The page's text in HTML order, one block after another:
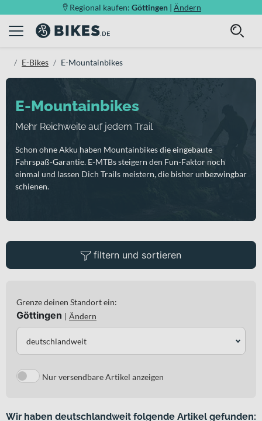
Regional kaufen: Göttingen | Ändern
E-Bikes E-Mountainbikes
E-Mountainbikes
Mehr Reichweite auf jedem Trail
Schon ohne Akku haben Mountainbikes die eingebaute
Fahrspaß-Garantie. E-MTBs steigern den Fun-Faktor noch
einmal und lassen Dich Trails meistern, die bisher unbezwingbar
schienen.
filtern und sortieren
Grenze deinen Standort ein:
Göttingen | Ändern
deutschlandweit
Nur versendbare Artikel anzeigen
Wir haben deutschlandweit folgende Artikel gefunden: